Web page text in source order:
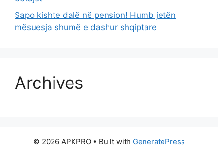
Sapo kishte dalë në pension! Humb jetën
mësuesja shumë e dashur shqiptare
Archives
© 2026 APKPRO • Built with GeneratePress